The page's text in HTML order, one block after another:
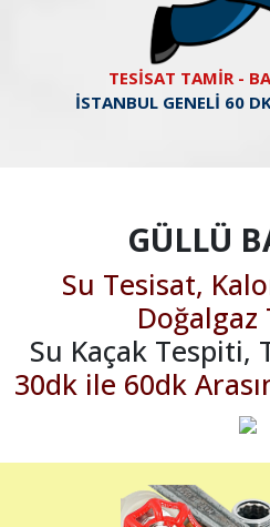
TESİSAT TAMİR -
İSTANBUL GENELİ 60
GÜLLÜ
Su Tesisat,
Doğalgaz
Su Kaçak Tespiti,
30dk ile 60dk